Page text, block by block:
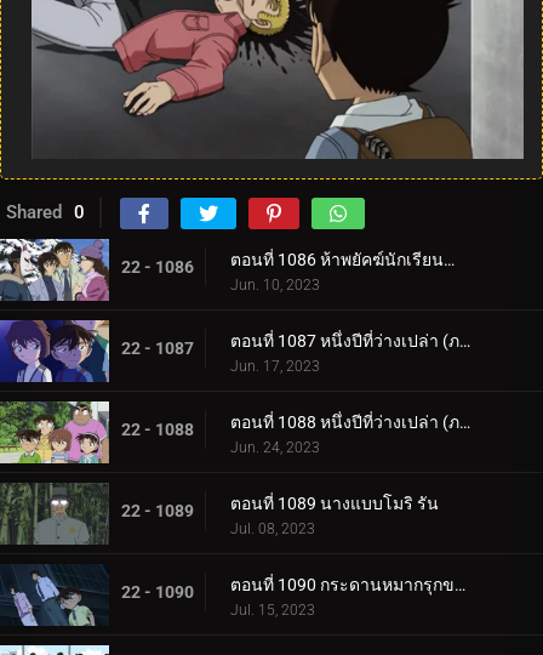
Shared 0
22 - 1086 ตอนที่ 1086 ห้าพยัคฆ์นักเรียนตำรวจ Wild Police Story CASE.มัตสึดะ จิมเปย์
Jun. 10, 2023
22 - 1087 ตอนที่ 1087 หนึ่งปีที่ว่างเปล่า (ภาคแรก)
Jun. 17, 2023
22 - 1088 ตอนที่ 1088 หนึ่งปีที่ว่างเปล่า (ภาคจบ)
Jun. 24, 2023
22 - 1089 ตอนที่ 1089 นางแบบโมริ รัน
Jul. 08, 2023
22 - 1090 ตอนที่ 1090 กระดานหมากรุกของไทโค เมจิน (ภาคหมากแรก)
Jul. 15, 2023